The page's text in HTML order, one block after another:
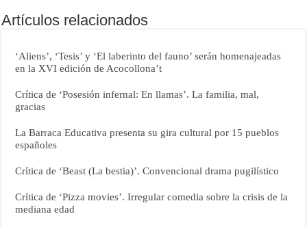
Artículos relacionados
‘Aliens’, ‘Tesis’ y ‘El laberinto del fauno’ serán homenajeadas
en la XVI edición de Acocollona’t
Crítica de ‘Posesión infernal: En llamas’. La familia, mal,
gracias
La Barraca Educativa presenta su gira cultural por 15 pueblos
españoles
Crítica de ‘Beast (La bestia)’. Convencional drama pugilístico
Crítica de ‘Pizza movies’. Irregular comedia sobre la crisis de la
mediana edad